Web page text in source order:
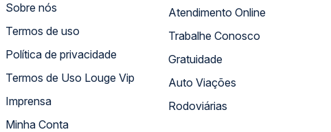
Sobre nós
Termos de uso
Política de privacidade
Termos de Uso Louge Vip
Imprensa
Minha Conta
Atendimento Online
Trabalhe Conosco
Gratuidade
Auto Viações
Rodoviárias